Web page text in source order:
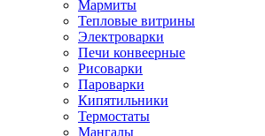
Мармиты
Тепловые витрины
Электроварки
Печи конвеерные
Рисоварки
Пароварки
Кипятильники
Термостаты
Мангалы